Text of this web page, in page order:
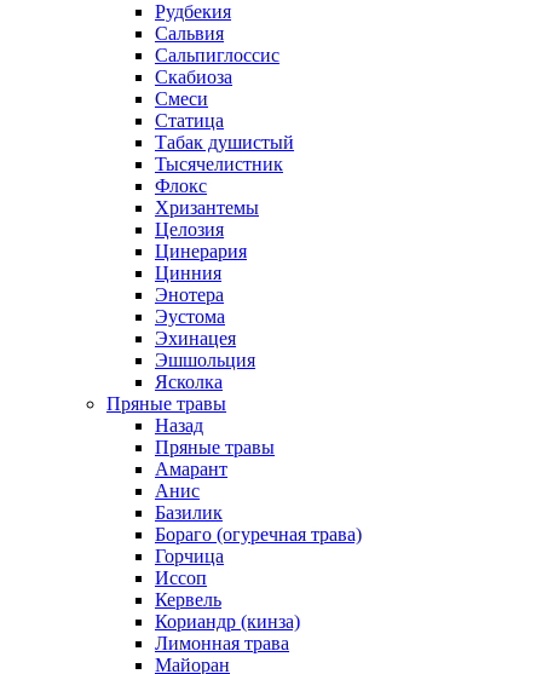
Рудбекия
Сальвия
Сальпиглоссис
Скабиоза
Смеси
Статица
Табак душистый
Тысячелистник
Флокс
Хризантемы
Целозия
Цинерария
Цинния
Энотера
Эустома
Эхинацея
Эшшольция
Ясколка
Пряные травы
Назад
Пряные травы
Амарант
Анис
Базилик
Бораго (огуречная трава)
Горчица
Иссоп
Кервель
Кориандр (кинза)
Лимонная трава
Майоран